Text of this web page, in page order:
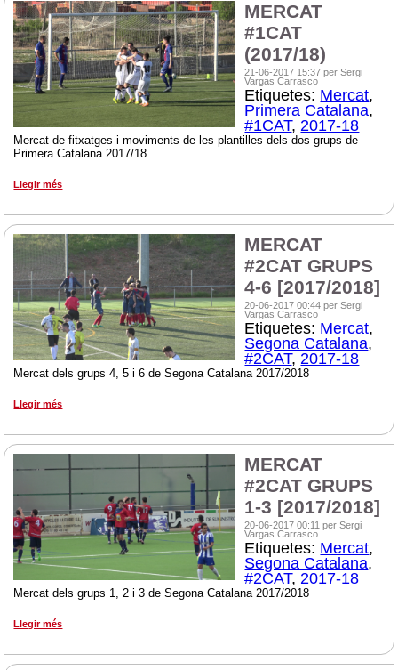
MERCAT
#1CAT
(2017/18)
21-06-2017 15:37 per Sergi
Vargas Carrasco
Etiquetes: Mercat,
Primera Catalana,
#1CAT,2017-18
Mercat de fitxatges i moviments de les plantilles dels dos grups de
Primera Catalana 2017/18
Llegir més
MERCAT
#2CAT GRUPS
4-6 [2017/2018]
20-06-2017 00:44 per Sergi
Vargas Carrasco
Etiquetes: Mercat,
Segona Catalana,
#2CAT,2017-18
Mercat dels grups 4, 5 i 6 de Segona Catalana 2017/2018
Llegir més
MERCAT
#2CAT GRUPS
1-3 [2017/2018]
20-06-2017 00:11 per Sergi
Vargas Carrasco
Etiquetes: Mercat,
Segona Catalana,
#2CAT,2017-18
Mercat dels grups 1, 2 i 3 de Segona Catalana 2017/2018
Llegir més